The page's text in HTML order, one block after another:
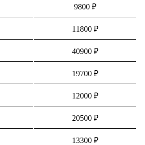
9800 ₽
11800 ₽
40900 ₽
19700 ₽
12000 ₽
20500 ₽
13300 ₽